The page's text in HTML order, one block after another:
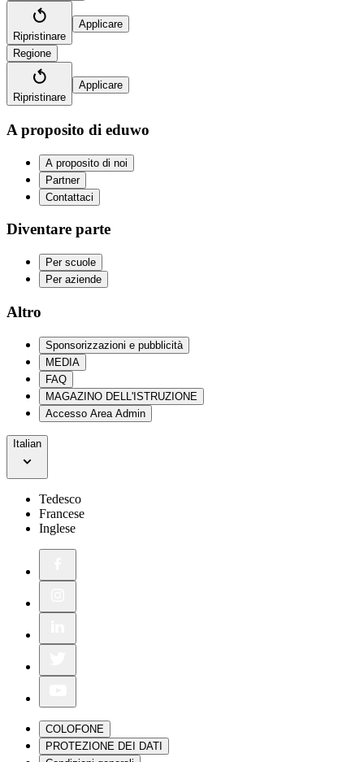
Ripristinare
Applicare
Regione
Ripristinare
Applicare
A proposito di eduwo
A proposito di noi
Partner
Contattaci
Diventare parte
Per scuole
Per aziende
Altro
Sponsorizzazioni e pubblicità
MEDIA
FAQ
MAGAZINO DELL'ISTRUZIONE
Accesso Area Admin
Italian
Tedesco
Francese
Inglese
COLOFONE
PROTEZIONE DEI DATI